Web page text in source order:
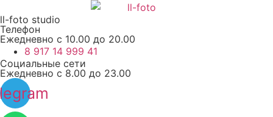
ll-foto studio
Телефон
Ежедневно с 10.00 до 20.00
8 917 14 999 41
Социальные сети
Ежедневно с 8.00 до 23.00